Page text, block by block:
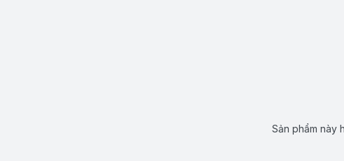
Sản phẩm này